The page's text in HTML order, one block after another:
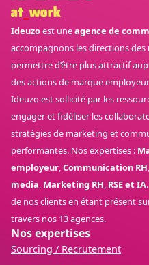
Ideuzoest uneagence de
accompagnons les directions des
permettre d’être plus attractif
des actions de marque
Ideuzo est sollicité par les
engager et fidéliser les
stratégies de marketing et
performantes. Nos expertises :
employeur,Communication RH,
media, Marketing RH, RSE et IA
de nos clients en étant présent
travers nos 13 agences.
Nos expertises
Sourcing / Recrutement